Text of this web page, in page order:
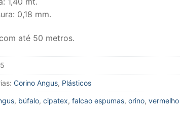
0,18 mm.
até 50 metros.
Corino Angus, Plásticos
, búfalo, cipatex, falcao espumas, orino, vermelho